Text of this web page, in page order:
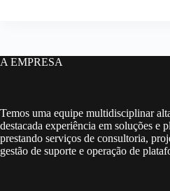
A EMPRESA
Temos uma equipe multidisciplinar
destacada experiência em soluções e
prestando serviços de consultoria,
gestão de suporte e operação de